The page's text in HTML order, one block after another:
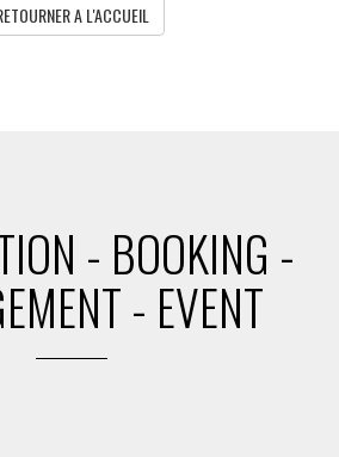
A L'ACCUEIL
- BOOKING -
- EVENT